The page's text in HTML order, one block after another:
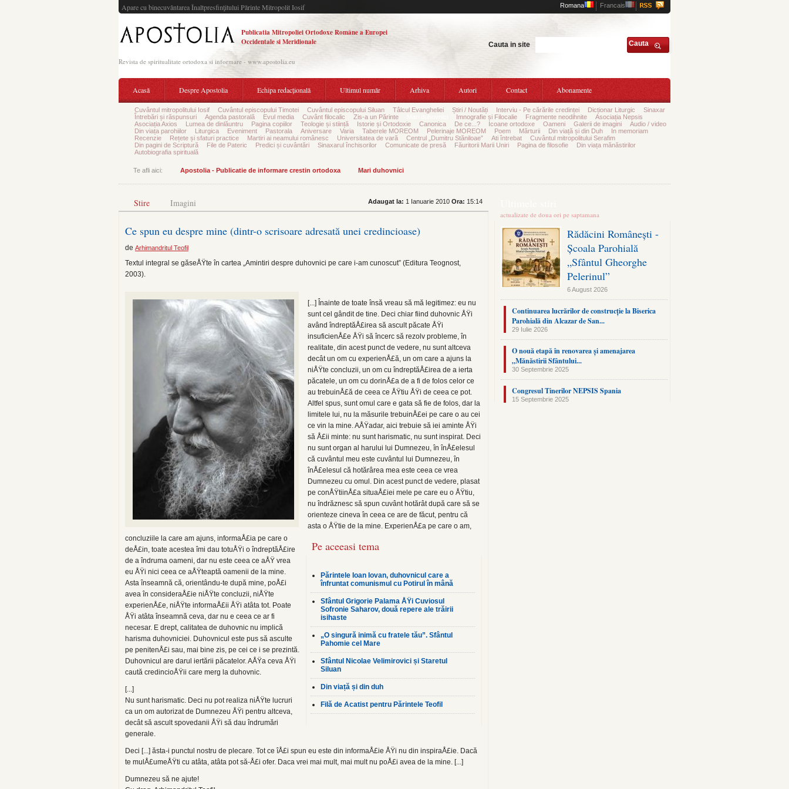
Apare cu binecuvântarea Înaltpresfinţitului Părinte Mitropolit Iosif Romana Francais
Publicatia Mitropoliei Ortodoxe Române a Europei
Occidentale si Meridionale
Revista de spiritualitate ortodoxa si informare - www.apostolia.eu
Cauta in site Cauta
Acasă Despre Apostolia Echipa redacțională Ultimul număr Arhiva Autori Contact Abonamente
Cuvântul mitropolitului Iosif Cuvântul episcopului Timotei Cuvântul episcopului Siluan Tâlcul Evangheliei Știri / Noutăți Interviu - Pe cărările credinței Dicționar Liturgic
Sinaxar
Întrebări și răspunsuri
Agenda pastorală Evul media Cuvânt filocalic Zis-a un Părinte Imnografie și Filocalie Fragmente neodihnite
Asociația Nepsis
Asociația Axios
Lumea de dinlăuntru Pagina copiilor Teologie și stiință Istorie și Ortodoxie Canonica De ce...? Icoane ortodoxe Oameni Galerii de imagini
Audio / video
Din viața parohiilor
Liturgica Eveniment Pastorala Aniversare Varia Taberele MOREOM Pelerinaje MOREOM Poem Mărturii Din viață și din Duh
In memoriam
Recenzie
Rețete și sfaturi practice Martiri ai neamului românesc Universitatea de vară Centrul „Dumitru Stăniloae” Ati întrebat
Cuvântul mitropolitului Serafim
Din pagini de Scriptură
File de Pateric Predici și cuvântări Sinaxarul închisorilor Comunicate de presă Făuritorii Marii Uniri Pagina de filosofie
Din viața mănăstirilor
Autobiografia spirituală
Te afli aici: Apostolia - Publicatie de informare crestin ortodoxa Mari duhovnici
Stire Imagini Adaugat la: 1 Ianuarie 2010 Ora: 15:14
Ce spun eu despre mine (dintr-o scrisoare adresată unei credincioase)
de Arhimandritul Teofil
Textul integral se găseÅŸte în cartea „Amintiri despre duhovnici pe care i-am cunoscut” (Editura Teognost,
2003).
Pe aceeasi tema
Părintele Ioan Iovan, duhovnicul care a
înfruntat comunismul cu Potirul în mână
Sfântul Grigorie Palama ÅŸi Cuviosul
Sofronie Saharov, două repere ale trăirii
isihaste
„O singură inimă cu fratele tău”. Sfântul
Pahomie cel Mare
Sfântul Nicolae Velimirovici și Staretul
Siluan
Din viață și din duh
Filă de Acatist pentru Părintele Teofil
[...] Înainte de toate însă vreau să mă legitimez: eu nu
sunt cel gândit de tine. Deci chiar fiind duhovnic ÅŸi
având îndreptăÅ£irea să ascult păcate ÅŸi
insuficienÅ£e ÅŸi să încerc să rezolv probleme, în
realitate, din acest punct de vedere, nu sunt altceva
decât un om cu experienÅ£ă, un om care a ajuns la
niÅŸte concluzii, un om cu îndreptăÅ£irea de a ierta
păcatele, un om cu dorinÅ£a de a fi de folos celor ce
au trebuinÅ£ă de ceea ce ÅŸtiu ÅŸi de ceea ce pot.
Altfel spus, sunt omul care e gata să fie de folos, dar la
limitele lui, nu la măsurile trebuinÅ£ei pe care o au cei
ce vin la mine. AÅŸadar, aici trebuie să iei aminte ÅŸi
să Å£ii minte: nu sunt harismatic, nu sunt inspirat. Deci
nu sunt organ al harului lui Dumnezeu, în înÅ£elesul
că cuvântul meu este cuvântul lui Dumnezeu, în
înÅ£elesul că hotărârea mea este ceea ce vrea
Dumnezeu cu omul. Din acest punct de vedere, plasat
pe conÅŸtiinÅ£a situaÅ£iei mele pe care eu o ÅŸtiu,
nu îndrăznesc să spun cuvânt hotărât după care să se
orienteze cineva în ceea ce are de făcut, pentru că
asta o ÅŸtie de la mine. ExperienÅ£a pe care o am,
concluziile la care am ajuns, informaÅ£ia pe care o
deÅ£in, toate acestea îmi dau totuÅŸi o îndreptăÅ£ire
de a îndruma oameni, dar nu este ceea ce aÅŸ vrea
eu ÅŸi nici ceea ce aÅŸteaptă oamenii de la mine.
Asta înseamnă că, orientându-te după mine, poÅ£i
avea în consideraÅ£ie niÅŸte concluzii, niÅŸte
experienÅ£e, niÅŸte informaÅ£ii ÅŸi atâta tot. Poate
ÅŸi atâta înseamnă ceva, dar nu e ceea ce ar fi
necesar. E drept, calitatea de duhovnic nu implică
harisma duhovniciei. Duhovnicul este pus să asculte
pe penitenÅ£i sau, mai bine zis, pe cei ce i se prezintă.
Duhovnicul are darul iertării păcatelor. AÅŸa ceva ÅŸi
caută credincioÅŸii care merg la duhovnic.
[...]
Nu sunt harismatic. Deci nu pot realiza niÅŸte lucruri
ca un om autorizat de Dumnezeu ÅŸi pentru altceva,
decât să ascult spovedanii ÅŸi să dau îndrumări
generale.
Deci [...] ăsta-i punctul nostru de plecare. Tot ce îÅ£i spun eu este din informaÅ£ie ÅŸi nu din inspiraÅ£ie. Dacă
te mulÅ£umeÅŸti cu atâta, atâta pot să-Å£i ofer. Daca vrei mai mult, mai mult nu poÅ£i avea de la mine. [...]
Dumnezeu să ne ajute!
actualizate de doua ori pe saptamana
Rădăcini Românești -
Școala Parohială
„Sfântul Gheorghe
Pelerinul”
6 August 2026
Continuarea lucrărilor de construcție la Biserica
Parohială din Alcazar de San...
29 Iulie 2026
O nouă etapă în renovarea și amenajarea
„Mănăstirii Sfântului...
30 Septembrie 2025
Congresul Tinerilor NEPSIS Spania
15 Septembrie 2025